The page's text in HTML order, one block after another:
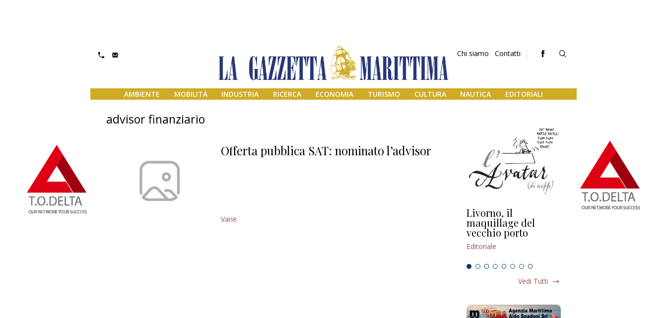
Chi siamo Contatti
AMBIENTE MOBILITÀ INDUSTRIA RICERCA ECONOMIA TURISMO CULTURA NAUTICA EDITORIALI
advisor finanziario
Offerta pubblica SAT: nominato l’advisor
Varie Livorno, il
maquillage del
vecchio porto
Editoriale
L’uscita di scena di
Vedi Tutti